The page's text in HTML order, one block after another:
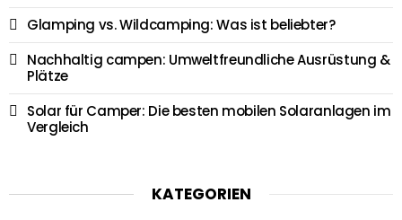
Glamping vs. Wildcamping: Was ist beliebter?
Nachhaltig campen: Umweltfreundliche Ausrüstung &
Plätze
Solar für Camper: Die besten mobilen Solaranlagen im
Vergleich
KATEGORIEN